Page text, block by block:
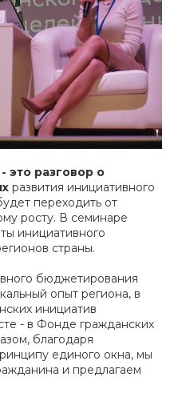
это разговор о
развития инициативного
переходить от
росту. В семинаре
инициативного
страны.
бюджетирования
опыт региона, в
инициатив
- в Фонде гражданских
благодаря
единого окна, мы
и предлагаем